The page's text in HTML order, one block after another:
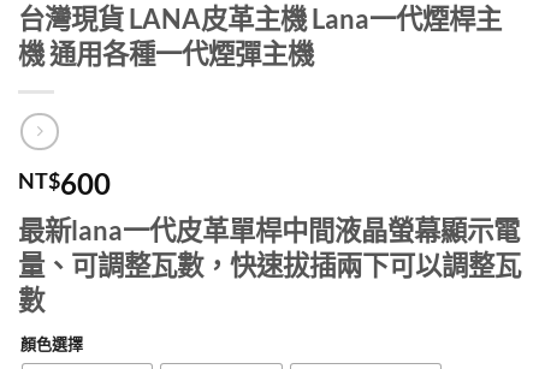
台灣現貨 LANA皮革主機 Lana一代煙桿主
機 通用各種一代煙彈主機
NT$600
最新lana一代皮革單桿中間液晶螢幕顯示電
量、可調整瓦數，快速拔插兩下可以調整瓦
數
顏色選擇